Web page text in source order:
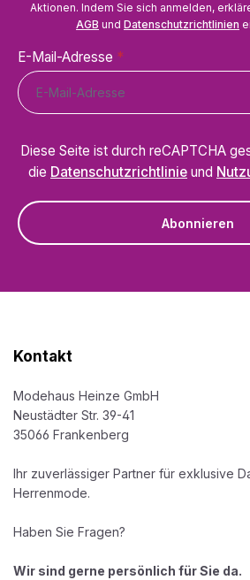
Aktionen. Indem Sie sich anmelden,
AGB und Datenschutzrichtlinien
E-Mail-Adresse *
Diese Seite ist durch reCAPTCHA
die Datenschutzrichtlinie und
Abonnieren
Kontakt
Modehaus Heinze GmbH
Neustädter Str. 39-41
35066 Frankenberg
Ihr zuverlässiger Partner für exklusive
Herrenmode.
Haben Sie Fragen?
Wir sind gerne persönlich für Sie da.